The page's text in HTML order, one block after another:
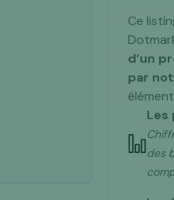
Ce
d’un
par
Les
des